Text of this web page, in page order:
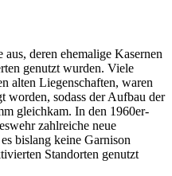
deren ehemalige Kasernen
genutzt wurden. Viele
alten Liegenschaften, waren
worden, sodass der Aufbau der
gleichkam. In den 1960er-
zahlreiche neue
bislang keine Garnison
Standorten genutzt